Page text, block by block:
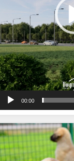
00:00